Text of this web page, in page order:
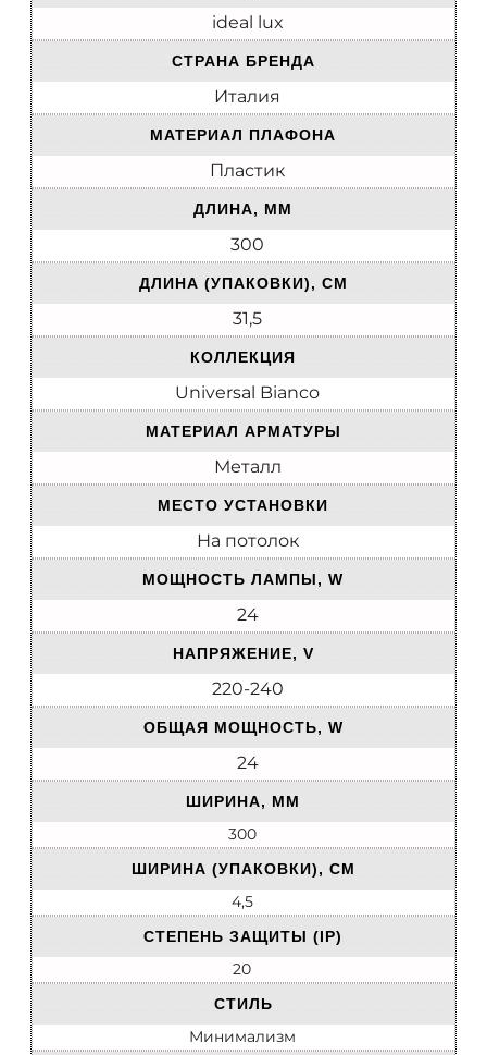
ideal lux
СТРАНА БРЕНДА
Италия
МАТЕРИАЛ ПЛАФОНА
Пластик
ДЛИНА, ММ
300
ДЛИНА (УПАКОВКИ), СМ
31,5
КОЛЛЕКЦИЯ
Universal Bianco
МАТЕРИАЛ АРМАТУРЫ
Металл
МЕСТО УСТАНОВКИ
На потолок
МОЩНОСТЬ ЛАМПЫ, W
24
НАПРЯЖЕНИЕ, V
220-240
ОБЩАЯ МОЩНОСТЬ, W
24
ШИРИНА, ММ
300
ШИРИНА (УПАКОВКИ), СМ
4,5
СТЕПЕНЬ ЗАЩИТЫ (IP)
20
СТИЛЬ
Минимализм